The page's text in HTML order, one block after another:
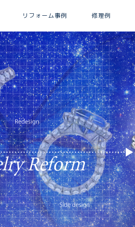
リフォーム事例 修理例